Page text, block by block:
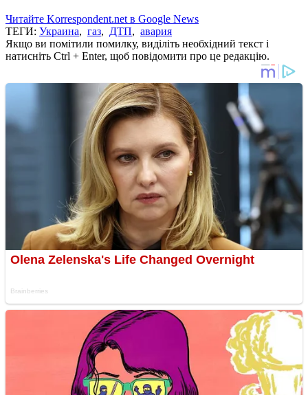
Читайте Korrespondent.net в Google News
ТЕГИ: Украина, газ, ДТП, авария
Якщо ви помітили помилку, виділіть необхідний текст і
натисніть Ctrl + Enter, щоб повідомити про це редакцію.